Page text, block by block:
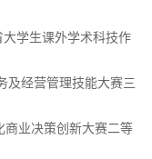
大学生课外学术科技作
及经营管理技能大赛三
商业决策创新大赛二等